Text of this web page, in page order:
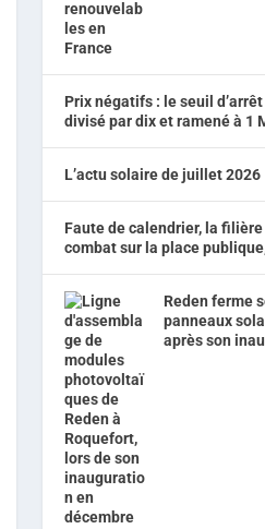
Prix négatifs : le seuil
divisé par dix et ramené à 1
L’actu solaire de juillet 2026
Faute de calendrier, la
combat sur la place
Reden ferme
panneaux
après son